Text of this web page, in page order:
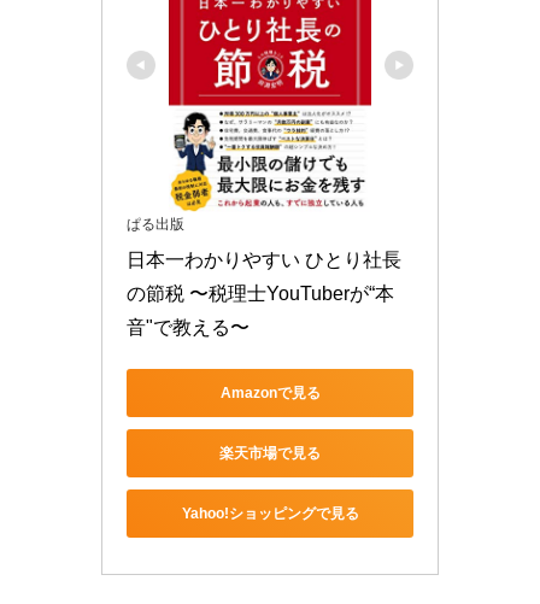
ぱる出版
日本一わかりやすい ひとり社長
の節税 〜税理士YouTuberが“本
音"で教える〜
Amazonで見る
楽天市場で見る
Yahoo!ショッピングで見る